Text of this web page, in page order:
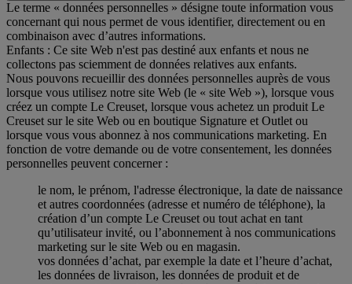
Le terme « données personnelles » désigne toute information vous
concernant qui nous permet de vous identifier, directement ou en
combinaison avec d’autres informations.
Enfants : Ce site Web n'est pas destiné aux enfants et nous ne
collectons pas sciemment de données relatives aux enfants.
Nous pouvons recueillir des données personnelles auprès de vous
lorsque vous utilisez notre site Web (le « site Web »), lorsque vous
créez un compte Le Creuset, lorsque vous achetez un produit Le
Creuset sur le site Web ou en boutique Signature et Outlet ou
lorsque vous vous abonnez à nos communications marketing. En
fonction de votre demande ou de votre consentement, les données
personnelles peuvent concerner :
le nom, le prénom, l'adresse électronique, la date de naissance
et autres coordonnées (adresse et numéro de téléphone), la
création d’un compte Le Creuset ou tout achat en tant
qu’utilisateur invité, ou l’abonnement à nos communications
marketing sur le site Web ou en magasin.
vos données d’achat, par exemple la date et l’heure d’achat,
les données de livraison, les données de produit et de